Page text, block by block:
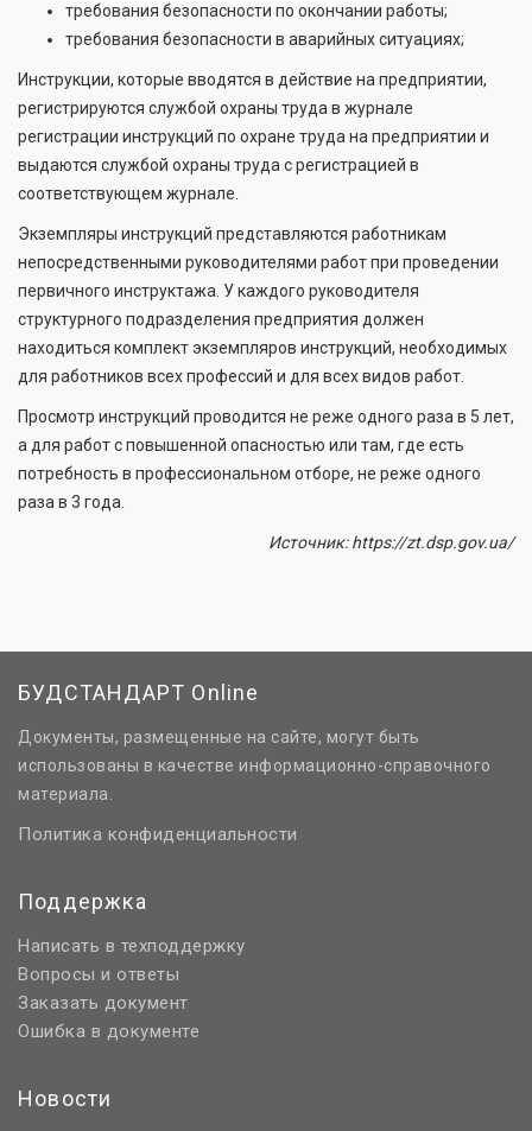
требования безопасности по окончании работы;
требования безопасности в аварийных ситуациях;
Инструкции, которые вводятся в действие на предприятии,
регистрируются службой охраны труда в журнале
регистрации инструкций по охране труда на предприятии и
выдаются службой охраны труда с регистрацией в
соответствующем журнале.
Экземпляры инструкций представляются работникам
непосредственными руководителями работ при проведении
первичного инструктажа. У каждого руководителя
структурного подразделения предприятия должен
находиться комплект экземпляров инструкций, необходимых
для работников всех профессий и для всех видов работ.
Просмотр инструкций проводится не реже одного раза в 5 лет,
а для работ с повышенной опасностью или там, где есть
потребность в профессиональном отборе, не реже одного
раза в 3 года.
Источник: https://zt.dsp.gov.ua/
БУДСТАНДАРТ Online
Документы, размещенные на сайте, могут быть
использованы в качестве информационно-справочного
материала.
Политика конфиденциальности
Поддержка
Написать в техподдержку
Вопросы и ответы
Заказать документ
Ошибка в документе
Новости